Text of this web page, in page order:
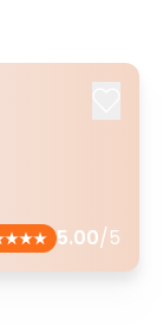
5.00/5